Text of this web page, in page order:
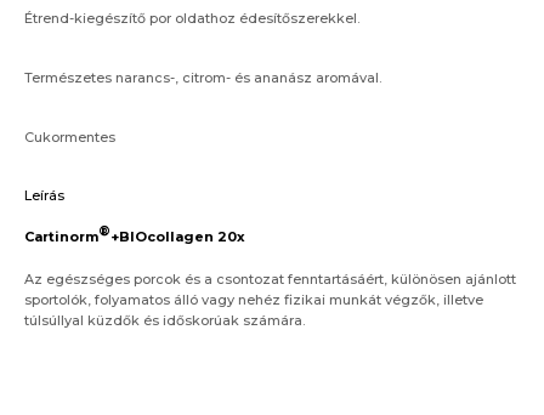
Étrend-kiegészítő por oldathoz édesítőszerekkel.
Természetes narancs-, citrom- és ananász aromával.
Cukormentes
Leírás
Cartinorm®+BIOcollagen 20x
Az egészséges porcok és a csontozat fenntartásáért, különösen ajánlott
sportolók, folyamatos álló vagy nehéz fizikai munkát végzők, illetve
túlsúllyal küzdők és időskorúak számára.